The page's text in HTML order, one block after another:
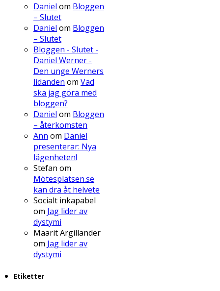
Daniel om Bloggen
– Slutet
Daniel om Bloggen
– Slutet
Bloggen - Slutet -
Daniel Werner -
Den unge Werners
lidanden om Vad
ska jag göra med
bloggen?
Daniel om Bloggen
– återkomsten
Ann om Daniel
presenterar: Nya
lägenheten!
Stefan om
Mötesplatsen.se
kan dra åt helvete
Socialt inkapabel
om Jag lider av
dystymi
Maarit Argillander
om Jag lider av
dystymi
Etiketter